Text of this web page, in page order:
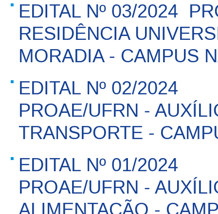
EDITAL Nº 03/2024 
RESIDÊNCIA
MORADIA - CAMPUS
EDITAL Nº 02/2024 
PROAE/UFRN -
TRANSPORTE -
EDITAL Nº 01/2024 
PROAE/UFRN -
ALIMENTAÇÃO -